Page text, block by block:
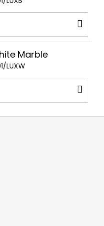
Marble
LUXW